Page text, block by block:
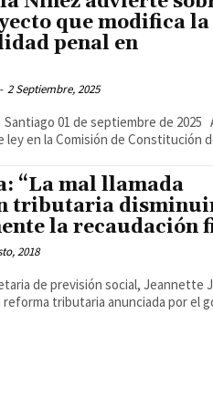
que modifica
penal en
- 2 Septiembre, 2025
Santiago 01 de septiembre de 2025
en la Comisión de Constitución
“La mal llamada
tributaria
la recaudación
2018
de previsión social, Jeannette
reforma tributaria anunciada por el